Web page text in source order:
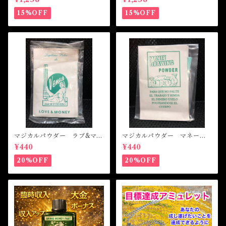
CAN POWERS Magical Oil
15%OFF 15%OFF
マジカルパウダー ラブ&マネ
ー Magical Powder LOVE
&MONEY
¥440
20%OFF
マジカルパウダー マネード
ローイング Magical Powde
r MONEY DRAWING
¥440
20%OFF